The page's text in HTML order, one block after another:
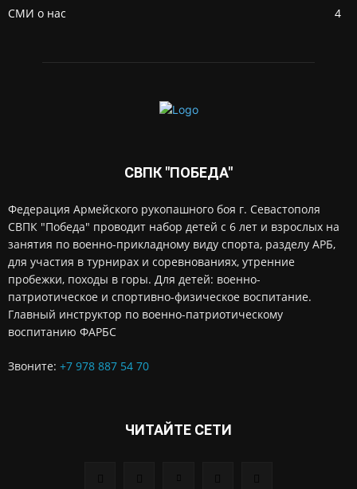
СМИ о нас
4
СВПК "ПОБЕДА"
Федерация Армейского рукопашного боя г. Севастополя
СВПК "Победа" проводит набор детей с 6 лет и взрослых на
занятия по военно-прикладному виду спорта, разделу АРБ,
для участия в турнирах и соревнованиях, утренние
пробежки, походы в горы. Для детей: военно-
патриотическое и спортивно-физическое воспитание.
Главный инструктор по военно-патриотическому
воспитанию ФАРБС
Звоните: +7 978 887 54 70
ЧИТАЙТЕ СЕТИ